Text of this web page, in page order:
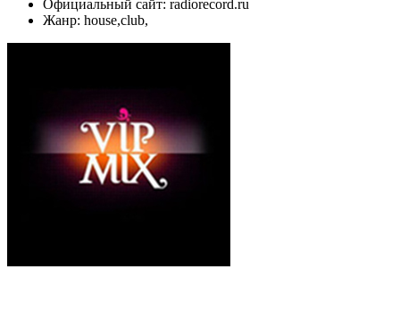
Официальный сайт: radiorecord.ru
Жанр: house,club,